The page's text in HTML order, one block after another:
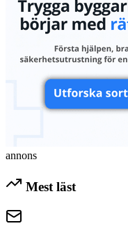
annons
Mest läst